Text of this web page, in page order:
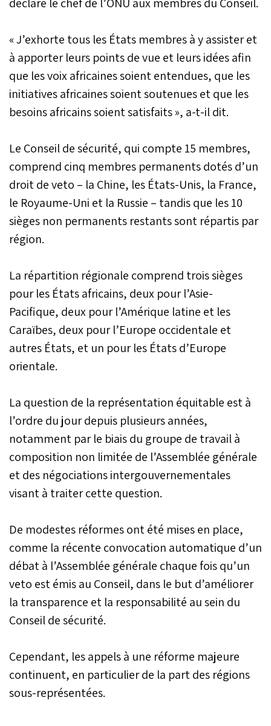
« J’exhorte tous les États membres à y assister et
à apporter leurs points de vue et leurs idées afin
que les voix africaines soient entendues, que les
initiatives africaines soient soutenues et que les
besoins africains soient satisfaits », a-t-il dit.
Le Conseil de sécurité, qui compte 15 membres,
comprend cinq membres permanents dotés d’un
droit de veto – la Chine, les États-Unis, la France,
le Royaume-Uni et la Russie – tandis que les 10
sièges non permanents restants sont répartis par
région.
La répartition régionale comprend trois sièges
pour les États africains, deux pour l’Asie-
Pacifique, deux pour l’Amérique latine et les
Caraïbes, deux pour l’Europe occidentale et
autres États, et un pour les États d’Europe
orientale.
La question de la représentation équitable est à
l’ordre du jour depuis plusieurs années,
notamment par le biais du groupe de travail à
composition non limitée de l’Assemblée générale
et des négociations intergouvernementales
visant à traiter cette question.
De modestes réformes ont été mises en place,
comme la récente convocation automatique d’un
débat à l’Assemblée générale chaque fois qu’un
veto est émis au Conseil, dans le but d’améliorer
la transparence et la responsabilité au sein du
Conseil de sécurité.
Cependant, les appels à une réforme majeure
continuent, en particulier de la part des régions
sous-représentées.